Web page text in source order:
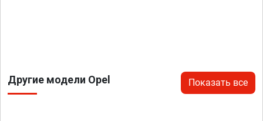
Другие модели Opel Показать все